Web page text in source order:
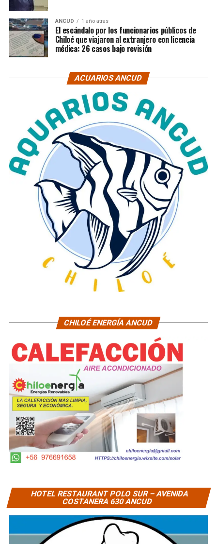
ANCUD 1 año atras
El escándalo por los funcionarios públicos de
Chiloé que viajaron al extranjero con licencia
médica: 26 casos bajo revisión
ACUARIOS ANCUD
CHILOÉ ENERGÍA ANCUD
HOTEL RESTAURANT POLO SUR – AVENIDA
COSTANERA 630 ANCUD